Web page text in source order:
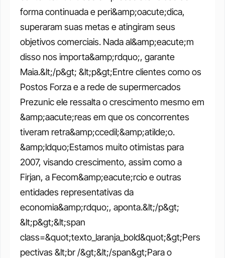
forma continuada e peri&amp;oacute;dica,
superaram suas metas e atingiram seus
objetivos comerciais. Nada al&amp;eacute;m
disso nos importa&amp;rdquo;, garante
Maia.&lt;/p&gt; &lt;p&gt;Entre clientes como os
Postos Forza e a rede de supermercados
Prezunic ele ressalta o crescimento mesmo em
&amp;aacute;reas em que os concorrentes
tiveram retra&amp;ccedil;&amp;atilde;o.
&amp;ldquo;Estamos muito otimistas para
2007, visando crescimento, assim como a
Firjan, a Fecom&amp;eacute;rcio e outras
entidades representativas da
economia&amp;rdquo;, aponta.&lt;/p&gt;
&lt;p&gt;&lt;span
class=&quot;texto_laranja_bold&quot;&gt;Pers
pectivas &lt;br /&gt;&lt;/span&gt;Para o